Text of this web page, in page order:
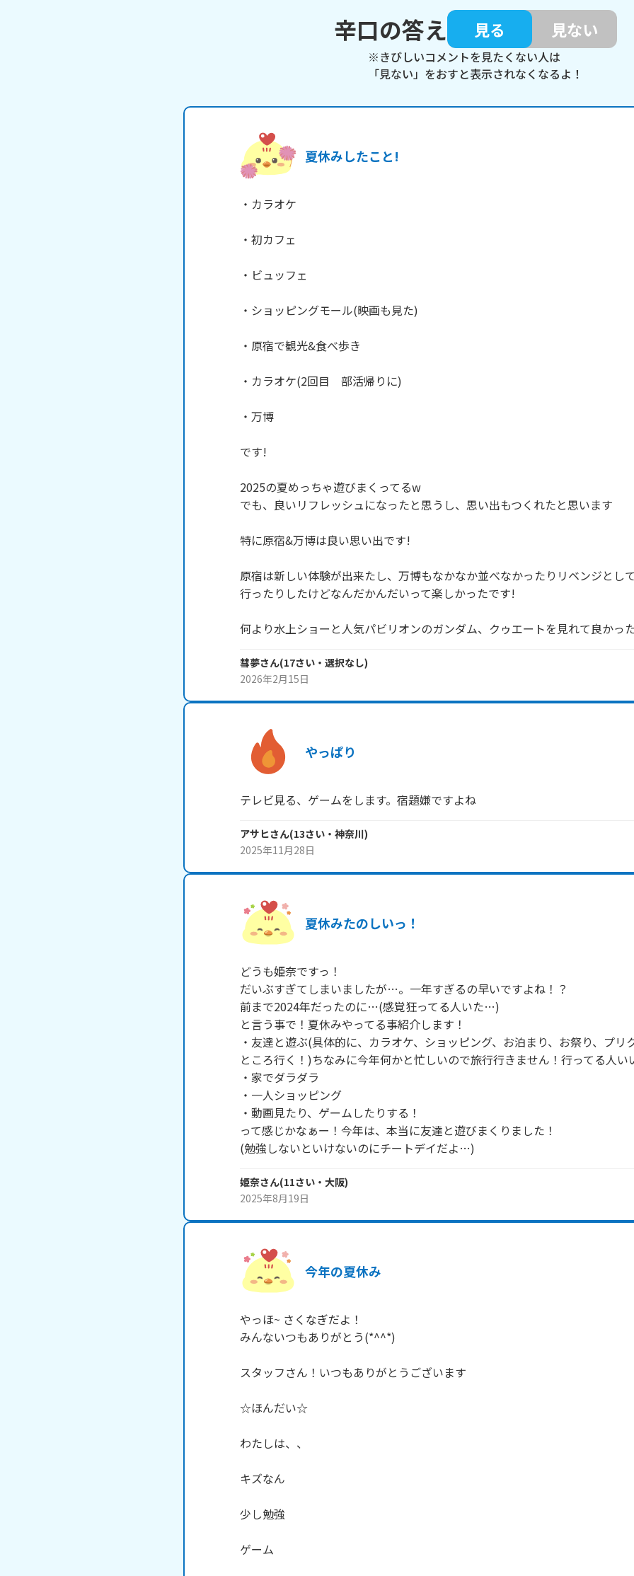
辛口の答え
見る 見ない
※きびしいコメントを見たくない人は
「見ない」をおすと表示されなくなるよ！
夏休みしたこと!
・カラオケ
・初カフェ
・ビュッフェ
・ショッピングモール(映画も見た)
・原宿で観光&食べ歩き
・カラオケ(2回目　部活帰りに)
・万博
です!
2025の夏めっちゃ遊びまくってるw
でも、良いリフレッシュになったと思うし、思い出もつくれたと思います
特に原宿&万博は良い思い出です!
原宿は新しい体験が出来たし、万博もなかなか並べなかったりリベンジとし
行ったりしたけどなんだかんだいって楽しかったです!
何より水上ショーと人気パビリオンのガンダム、クゥエートを見れて良か
彗夢さん(17さい・ 選択なし)
2026年2月15日
やっぱり
テレビ見る、ゲームをします。宿題嫌ですよね
アサヒさん(13さい・ 神奈川)
2025年11月28日
夏休みたのしいっ！
どうも姫奈ですっ！
だいぶすぎてしまいましたが…。一年すぎるの早いですよね！？
前まで2024年だったのに…(感覚狂ってる人いた…)
と言う事で！夏休みやってる事紹介します！
・友達と遊ぶ(具体的に、カラオケ、ショッピング、お泊まり、お祭り、プリ
ところ行く！)ちなみに今年何かと忙しいので旅行行きません！行ってる人い
・家でダラダラ
・一人ショッピング
・動画見たり、ゲームしたりする！
って感じかなぁー！今年は、本当に友達と遊びまくりました！
(勉強しないといけないのにチートデイだよ…)
姫奈さん(11さい・ 大阪)
2025年8月19日
今年の夏休み
やっほ~ さくなぎだよ！
みんないつもありがとう(*^^*)
スタッフさん！いつもありがとうございます
☆ほんだい☆
わたしは、、
キズなん
少し勉強
ゲーム